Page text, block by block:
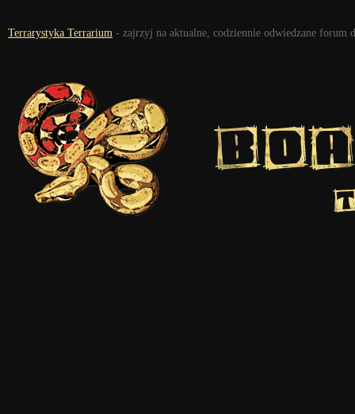
Terrarystyka Terrarium - zajrzyj na aktualne, codziennie odwiedzane forum